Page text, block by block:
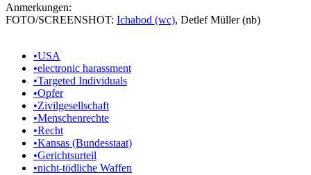
Anmerkungen:
FOTO/SCREENSHOT: Ichabod (wc), Detlef Müller (nb)
•USA
•electronic harassment
•Targeted Individuals
•Opfer
•Zivilgesellschaft
•Menschenrechte
•Recht
•Kansas (Bundesstaat)
•Gerichtsurteil
•nicht-tödliche Waffen